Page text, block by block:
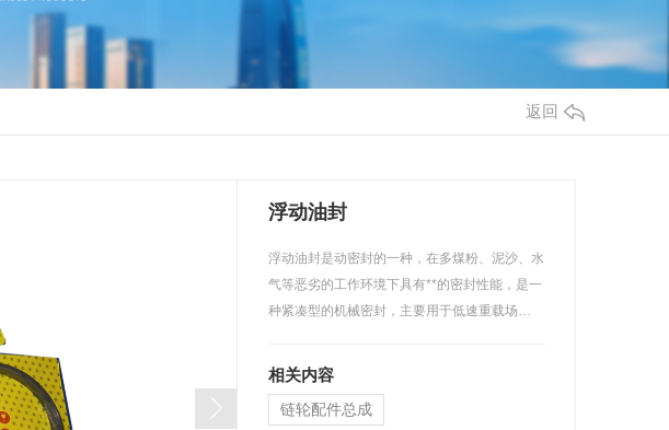
返回
浮动油封
浮动油封是动密封的一种，在多煤粉、泥沙、水
气等恶劣的工作环境下具有**的密封性能，是一
种紧凑型的机械密封，主要用于低速重载场…
相关内容
链轮配件总成